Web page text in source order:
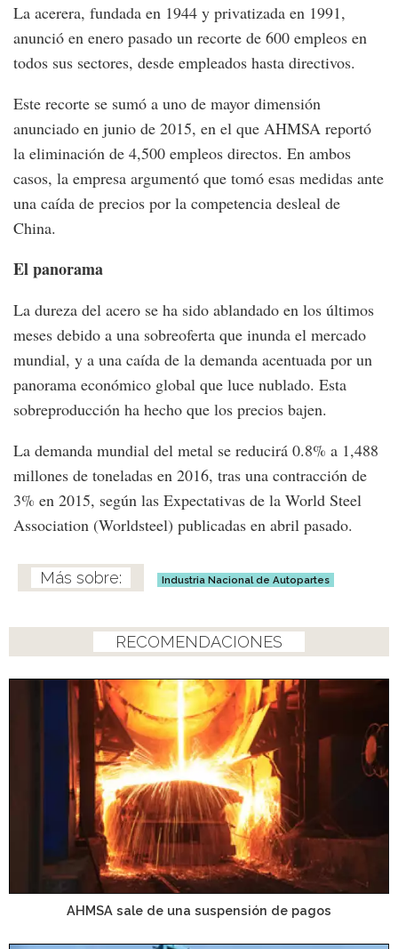
La acerera, fundada en 1944 y privatizada en 1991,
anunció en enero pasado un recorte de 600 empleos en
todos sus sectores, desde empleados hasta directivos.
Este recorte se sumó a uno de mayor dimensión
anunciado en junio de 2015, en el que AHMSA reportó
la eliminación de 4,500 empleos directos. En ambos
casos, la empresa argumentó que tomó esas medidas ante
una caída de precios por la competencia desleal de
China.
El panorama
La dureza del acero se ha sido ablandado en los últimos
meses debido a una sobreoferta que inunda el mercado
mundial, y a una caída de la demanda acentuada por un
panorama económico global que luce nublado. Esta
sobreproducción ha hecho que los precios bajen.
La demanda mundial del metal se reducirá 0.8% a 1,488
millones de toneladas en 2016, tras una contracción de
3% en 2015, según las Expectativas de la World Steel
Association (Worldsteel) publicadas en abril pasado.
Industria Nacional de Autopartes
RECOMENDACIONES
AHMSA sale de una suspensión de pagos